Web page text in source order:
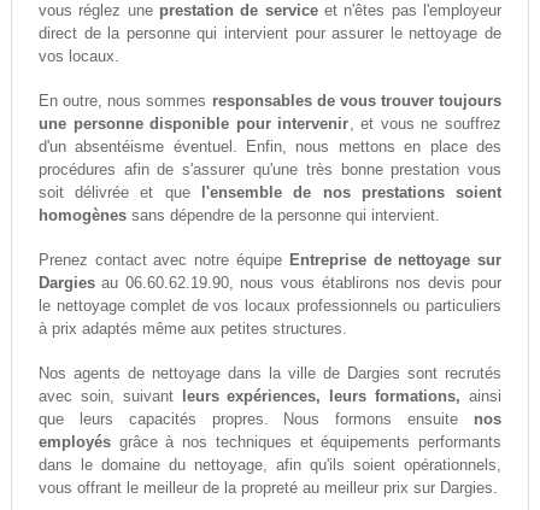
vous réglez une prestation de serviceet n'êtes pas l'employeur
direct de la personne qui intervient pour assurer le nettoyage de
vos locaux.
En outre, nous sommes responsables de vous trouver toujours
une personne disponible pour intervenir, et vous ne souffrez
d'un absentéisme éventuel. Enfin, nous mettons en place des
procédures afin de s'assurer qu'une très bonne prestation vous
soit délivrée et que
l'ensemble de nos prestations soient
homogènessans dépendre de la personne qui intervient.
Prenez contact avec notre équipe Entreprise de nettoyage sur
Dargiesau 06.60.62.19.90, nous vous établirons nos devis pour
le nettoyage complet de vos locaux professionnels ou particuliers
à prix adaptés même aux petites structures.
Nos agents de nettoyage dans la ville de Dargies sont recrutés
avec soin, suivant
leurs expériences, leurs formations, ainsi
que leurs capacités propres. Nous formons ensuite nos
employésgrâce à nos techniques et équipements performants
dans le domaine du nettoyage, afin qu'ils soient opérationnels,
vous offrant le meilleur de la propreté au meilleur prix sur Dargies.